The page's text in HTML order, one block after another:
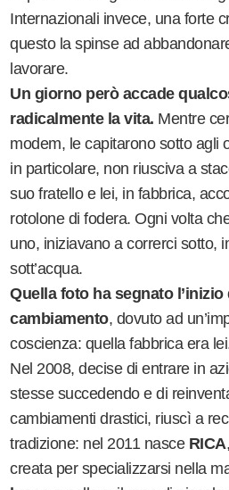
Internazionali invece, una forte
questo la spinse ad
lavorare.
Un giorno però accade
radicalmente la vita. Mentre
modem, le capitarono sotto agli
in particolare, non riusciva a
suo fratello e lei, in fabbrica,
rotolone di fodera. Ogni volta
uno, iniziavano a correrci sotto,
sott’acqua.
Quella foto ha segnato
cambiamento, dovuto ad
coscienza: quella fabbrica era
Nel 2008, decise di entrare in
stesse succedendo e di
cambiamenti drastici, riuscì a
tradizione: nel 2011 nasceRICA
creata per specializzarsi nella